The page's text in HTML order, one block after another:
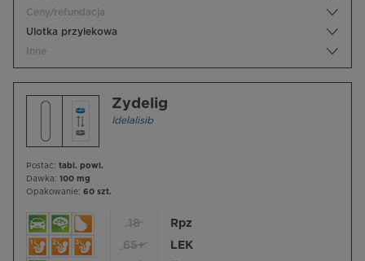
Ceny/refundacja
Ulotka przylekowa
Inne
Zydelig
Idelalisib
Postać: tabl. powl.
Dawka: 100 mg
Opakowanie: 60 szt.
18
65+
Rpz
LEK